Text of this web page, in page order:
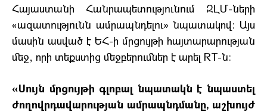
Հայաստանի Հանրապետությունում ԶԼՄ-ների
«ազատությունն ամրապնդելու» նպատակով։ Այս
մասին ասված է ԵՀ-ի մրցույթի հայտարարության
մեջ, որի տեքստից մեջբերումներ է արել RT-ն։
«Սույն մրցույթի գլոբալ նպատակն է նպաստել
ժողովրդավարության ամրապնդմանը, աշխույժ